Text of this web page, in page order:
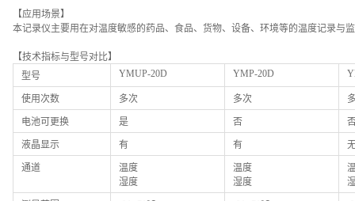
【应用场景】
本记录仪主要用在对温度敏感的药品、食品、货物、设备、环境等的温度记录与
【技术指标与型号对比】
型号
YMUP-20D YMP-20D
使用次数 多次 多次
电池可更换 是 否
液晶显示 有 有
通道
温度
湿度
温度
湿度